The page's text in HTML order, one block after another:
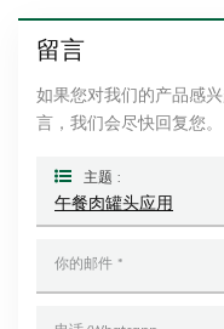
留言
如果您对我们的产品感
言，我们会尽快回复您。
主题 :
午餐肉罐头应用